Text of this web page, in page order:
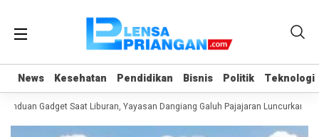
News Kesehatan Pendidikan Bisnis Politik Teknologi
News Kesehatan Pendidikan Bisnis Politik Teknologi
Gadget Saat Liburan, Yayasan Dangiang Galuh Pajajaran Luncurkan